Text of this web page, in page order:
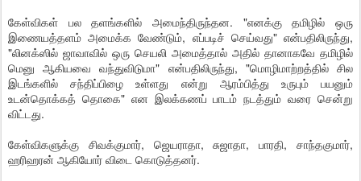
கேள்விகள் பல தளங்களில் அமைந்திருந்தன. "எனக்கு தமிழில் ஒரு
இணையத்தளம் அமைக்க வேண்டும், எப்படிச் செய்வது" என்பதிலிருந்து,
"லினக்ஸில் ஜாவாவில் ஒரு செயலி அமைத்தால் அதில் தானாகவே தமிழில்
மெனு ஆகியவை வந்துவிடுமா" என்பதிலிருந்து, "மொழிமாற்றத்தில் சில
இடங்களில் சந்திப்பிழை உள்ளது என்று ஆரம்பித்து உருபும் பயனும்
உடன்தொக்கத் தொகை" என இலக்கணப் பாடம் நடத்தும் வரை சென்று
விட்டது.
கேள்விகளுக்கு சிவக்குமார், ஜெயராதா, சுஜாதா, பாரதி, சாந்தகுமார்,
ஹரிஹரன் ஆகியோர் விடை கொடுத்தனர்.